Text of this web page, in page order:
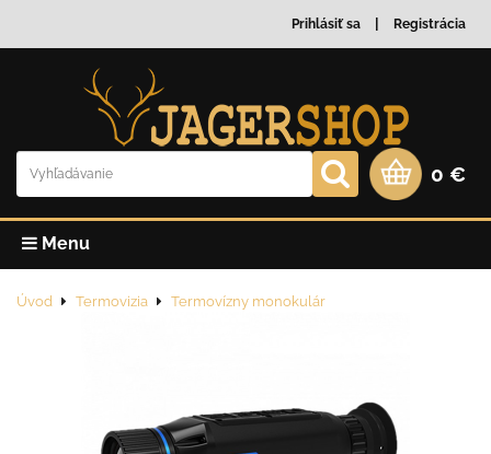
Prihlásiť sa Registrácia
0 €
Menu
Úvod Termovizia Termovízny monokulár